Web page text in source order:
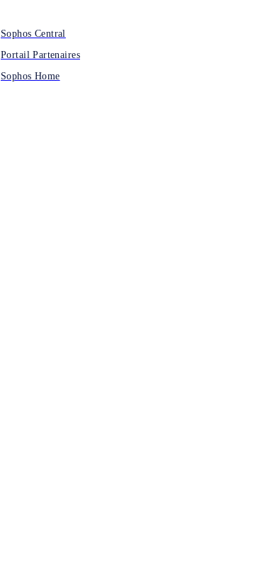
Sophos Central
Portail Partenaires
Sophos Home